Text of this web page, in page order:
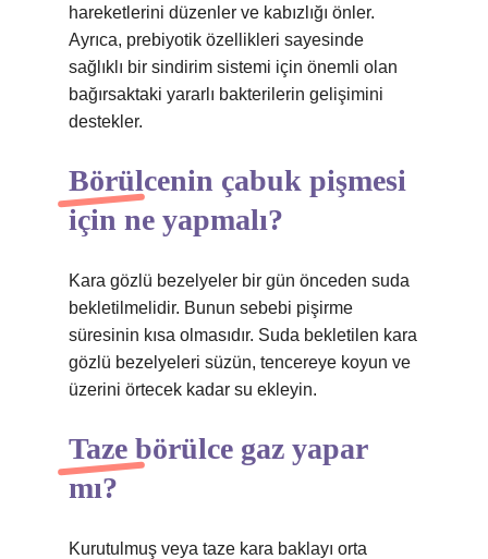
hareketlerini düzenler ve kabızlığı önler.
Ayrıca, prebiyotik özellikleri sayesinde
sağlıklı bir sindirim sistemi için önemli olan
bağırsaktaki yararlı bakterilerin gelişimini
destekler.
Börülcenin çabuk pişmesi
için ne yapmalı?
Kara gözlü bezelyeler bir gün önceden suda
bekletilmelidir. Bunun sebebi pişirme
süresinin kısa olmasıdır. Suda bekletilen kara
gözlü bezelyeleri süzün, tencereye koyun ve
üzerini örtecek kadar su ekleyin.
Taze börülce gaz yapar
mı?
Kurutulmuş veya taze kara baklayı orta